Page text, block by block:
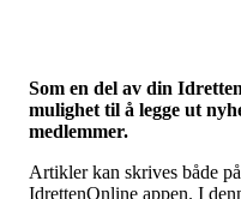
Som en del av din
mulighet til å legge ut
medlemmer.
Artikler kan skrives både
IdrettenOnline appen. I